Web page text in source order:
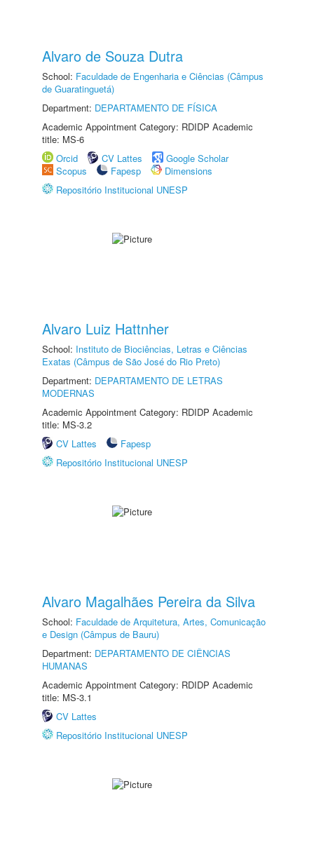
Alvaro de Souza Dutra
School: Faculdade de Engenharia e Ciências (Câmpus
de Guaratinguetá)
Department: DEPARTAMENTO DE FÍSICA
Academic Appointment Category: RDIDP Academic
title: MS-6
Orcid
CV Lattes
Google Scholar
Scopus
Fapesp
Dimensions
Repositório Institucional UNESP
Alvaro Luiz Hattnher
School: Instituto de Biociências, Letras e Ciências
Exatas (Câmpus de São José do Rio Preto)
Department: DEPARTAMENTO DE LETRAS
MODERNAS
Academic Appointment Category: RDIDP Academic
title: MS-3.2
CV Lattes
Fapesp
Repositório Institucional UNESP
Alvaro Magalhães Pereira da Silva
School: Faculdade de Arquitetura, Artes, Comunicação
e Design (Câmpus de Bauru)
Department: DEPARTAMENTO DE CIÊNCIAS
HUMANAS
Academic Appointment Category: RDIDP Academic
title: MS-3.1
CV Lattes
Repositório Institucional UNESP